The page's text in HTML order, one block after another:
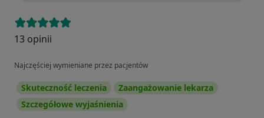
13 opinii
Najczęściej wymieniane przez pacjentów
Skuteczność leczenia
Zaangażowanie lekarza
Szczegółowe wyjaśnienia